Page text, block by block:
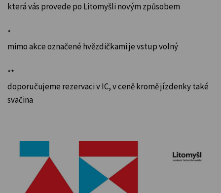
která vás provede po Litomyšli novým způsobem
*
mimo akce označené hvězdičkami je vstup volný
**
doporučujeme rezervaci v IC, v ceně kromě jízdenky také
svačina